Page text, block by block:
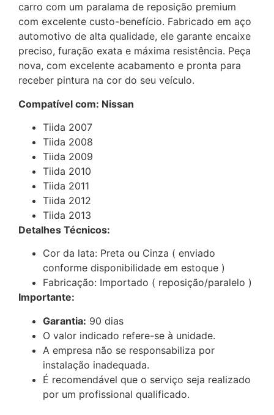
carro com um paralama de reposição premium
com excelente custo-benefício. Fabricado em aço
automotivo de alta qualidade, ele garante encaixe
preciso, furação exata e máxima resistência. Peça
nova, com excelente acabamento e pronta para
receber pintura na cor do seu veículo.
Compatível com: Nissan
Tiida 2007
Tiida 2008
Tiida 2009
Tiida 2010
Tiida 2011
Tiida 2012
Tiida 2013
Detalhes Técnicos:
Cor da lata: Preta ou Cinza ( enviado
conforme disponibilidade em estoque )
Fabricação: Importado ( reposição/paralelo )
Importante:
Garantia: 90 dias
O valor indicado refere-se à unidade.
A empresa não se responsabiliza por
instalação inadequada.
É recomendável que o serviço seja realizado
por um profissional qualificado.